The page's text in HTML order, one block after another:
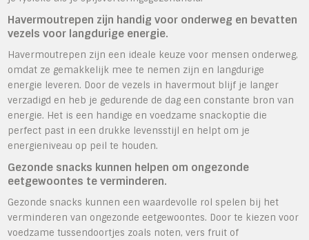
Havermoutrepen zijn handig voor onderweg en bevatten
vezels voor langdurige energie.
Havermoutrepen zijn een ideale keuze voor mensen onderweg,
omdat ze gemakkelijk mee te nemen zijn en langdurige
energie leveren. Door de vezels in havermout blijf je langer
verzadigd en heb je gedurende de dag een constante bron van
energie. Het is een handige en voedzame snackoptie die
perfect past in een drukke levensstijl en helpt om je
energieniveau op peil te houden.
Gezonde snacks kunnen helpen om ongezonde
eetgewoontes te verminderen.
Gezonde snacks kunnen een waardevolle rol spelen bij het
verminderen van ongezonde eetgewoontes. Door te kiezen voor
voedzame tussendoortjes zoals noten, vers fruit of